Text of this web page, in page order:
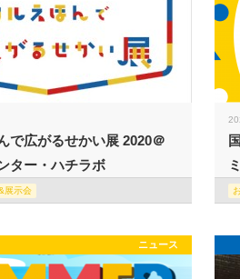
で広がるせかい展 2020＠
ター・ハチラボ
展示会
ニュース